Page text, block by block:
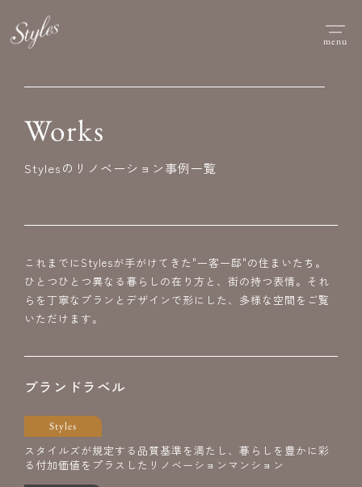
menu
Works
Stylesのリノベーション事例一覧
これまでにStylesが手がけてきた"一客一邸"の住まいたち。
ひとつひとつ異なる暮らしの在り方と、街の持つ表情。それ
らを丁寧なプランとデザインで形にした、多様な空間をご覧
いただけます。
ブランドラベル
Styles
スタイルズが規定する品質基準を満たし、暮らしを豊かに彩
る付加価値をプラスしたリノベーションマンション